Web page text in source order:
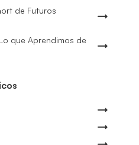
de Futuros
que Aprendimos de